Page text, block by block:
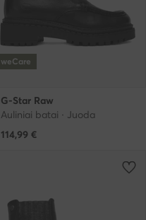
weCare
G-Star Raw
Auliniai batai · Juoda
114,99 €